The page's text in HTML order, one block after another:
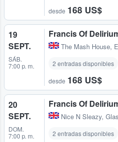
desde 168 US$
19
SEPT.
SÁB.
7:00 p. m.
Francis Of
The Mash House,
2 entradas disponibles
desde 168 US$
20
SEPT.
DOM.
7:00 p. m.
Francis Of
Nice N Sleazy,
2 entradas disponibles